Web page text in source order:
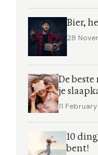
Bier,
28
De
je
11
10
bent!